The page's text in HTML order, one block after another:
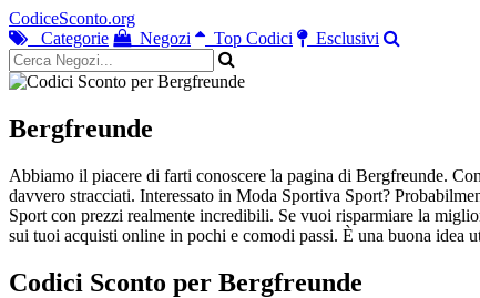
CodiceSconto.org
Categorie
Negozi Top Codici Esclusivi
Bergfreunde
Abbiamo il piacere di farti conoscere la pagina di Bergfreunde.
davvero stracciati. Interessato in Moda Sportiva Sport?
Sport con prezzi realmente incredibili. Se vuoi risparmiare la
sui tuoi acquisti online in pochi e comodi passi. È una buona idea
Codici Sconto per Bergfreunde